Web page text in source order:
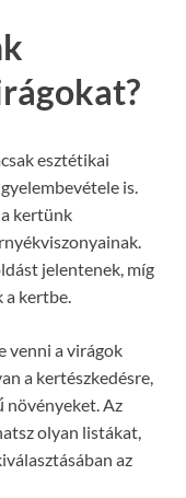
esztétikai
is.
kertünk
jelentenek, míg
a kertbe.
venni a virágok
a kertészkedésre,
növényeket. Az
olyan listákat,
az